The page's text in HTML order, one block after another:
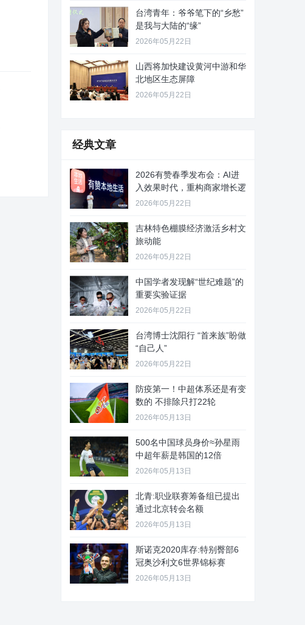
台湾青年：爷爷笔下的“乡愁”
是我与大陆的“缘”
2026年05月22日
山西将加快建设黄河中游和华
北地区生态屏障
2026年05月22日
经典文章
2026有赞春季发布会：AI进
入效果时代，重构商家增长逻
2026年05月22日
吉林特色棚膜经济激活乡村文
旅动能
2026年05月22日
中国学者发现解“世纪难题”的
重要实验证据
2026年05月22日
台湾博士沈阳行 “首来族”盼做
“自己人”
2026年05月22日
防疫第一！中超体系还是有变
数的 不排除只打22轮
2026年05月13日
500名中国球员身价≈孙星雨
中超年薪是韩国的12倍
2026年05月13日
北青:职业联赛筹备组已提出
通过北京转会名额
2026年05月13日
斯诺克2020库存:特别臀部6
冠奥沙利文6世界锦标赛
2026年05月13日